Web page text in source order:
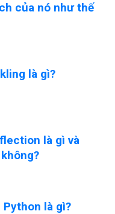
của nó như thế
là gì?
là gì và
là gì?